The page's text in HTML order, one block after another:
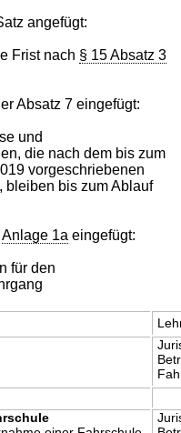
angefügt:
Frist nach § 15 Absatz 3
Absatz 7 eingefügt:
und
die nach dem bis zum
vorgeschriebenen
bleiben bis zum Ablauf
Anlage 1a eingefügt:
für den